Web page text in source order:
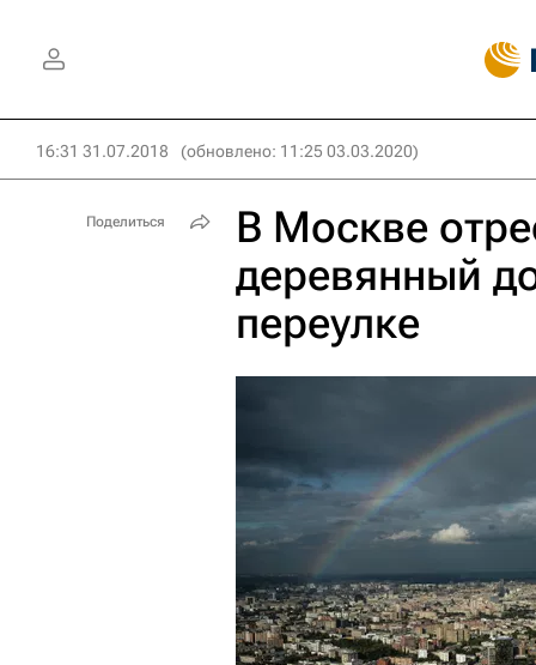
16:31 31.07.2018 (обновлено: 11:25 03.03.2020)
В Москве
деревянный
переулке
Поделиться